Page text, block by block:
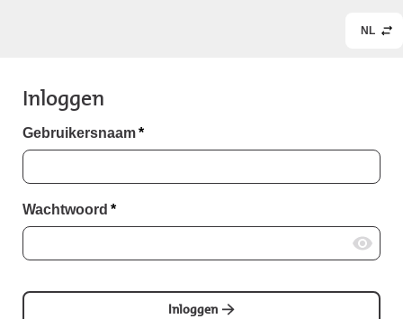
NL
Inloggen
Gebruikersnaam*
Wachtwoord *
Inloggen